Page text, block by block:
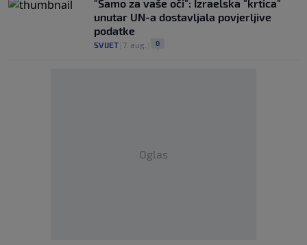
"Samo za vaše oči": Izraelska "krtica"
unutar UN-a dostavljala povjerljive
podatke
SVIJET 7. aug. 0
Oglas